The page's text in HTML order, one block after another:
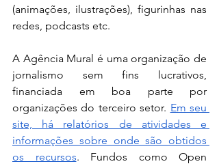
(animações, ilustrações), figurinhas nas
redes, podcasts etc.
A Agência Mural é uma organização de
jornalismo sem fins lucrativos,
financiada em boa parte por
organizações do terceiro setor. Em seu
site, há relatórios de atividades e
informações sobre onde são obtidos
os recursos. Fundos como Open